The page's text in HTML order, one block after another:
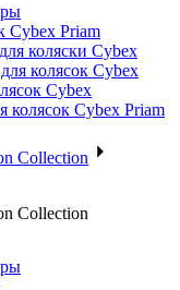
Cybex Priam
коляски Cybex
колясок Cybex
Cybex
колясок Cybex Priam
Collection
Collection